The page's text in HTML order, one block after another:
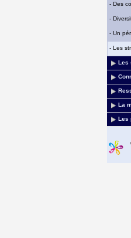
- Des
-
- Un
- Les
Les
La
Les